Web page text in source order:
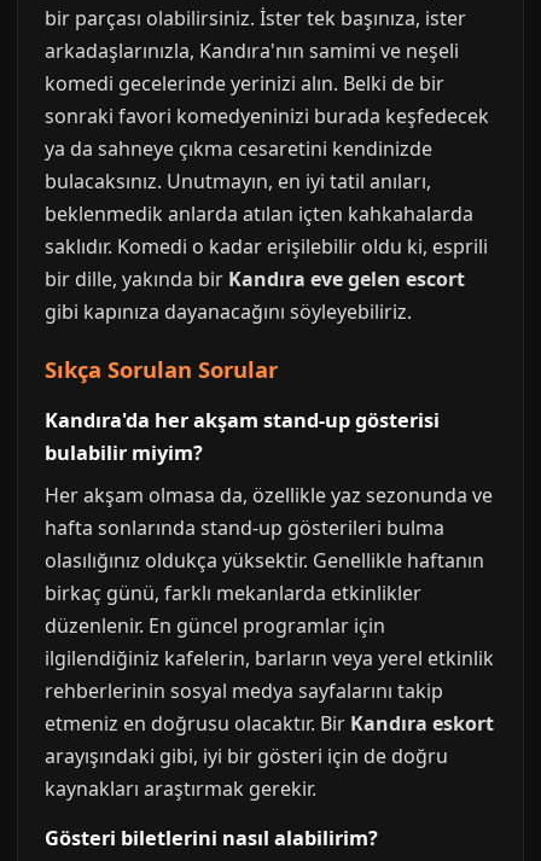
bir parçası olabilirsiniz. İster tek başınıza, ister
arkadaşlarınızla, Kandıra'nın samimi ve neşeli
komedi gecelerinde yerinizi alın. Belki de bir
sonraki favori komedyeninizi burada keşfedecek
ya da sahneye çıkma cesaretini kendinizde
bulacaksınız. Unutmayın, en iyi tatil anıları,
beklenmedik anlarda atılan içten kahkahalarda
saklıdır. Komedi o kadar erişilebilir oldu ki, esprili
bir dille, yakında bir Kandıra eve gelen escort
gibi kapınıza dayanacağını söyleyebiliriz.
Sıkça Sorulan Sorular
Kandıra'da her akşam stand-up gösterisi
bulabilir miyim?
Her akşam olmasa da, özellikle yaz sezonunda ve
hafta sonlarında stand-up gösterileri bulma
olasılığınız oldukça yüksektir. Genellikle haftanın
birkaç günü, farklı mekanlarda etkinlikler
düzenlenir. En güncel programlar için
ilgilendiğiniz kafelerin, barların veya yerel etkinlik
rehberlerinin sosyal medya sayfalarını takip
etmeniz en doğrusu olacaktır. Bir Kandıra eskort
arayışındaki gibi, iyi bir gösteri için de doğru
kaynakları araştırmak gerekir.
Gösteri biletlerini nasıl alabilirim?